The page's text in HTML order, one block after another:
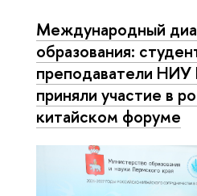
Международный
образования:
преподаватели
приняли участие в
китайском форуме